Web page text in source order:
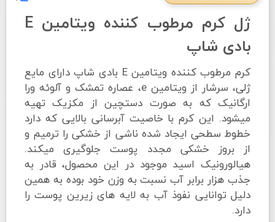
ژل کرم مرطوب کننده ویتامین E
بادی شاپ
کرم مرطوب کننده ویتامین E بادی شاپ دارای مایع
ژلی، سرشار از ویتامین e، عصاره تمشک و آلوئه ورا
ارگانیک که به صورت دستچین از مکزیک تهیه
میشود. این کرم با خاصیت آبرسانی بالایی که دارد
خطوط سطحی ایجاد شده ناشی از خشکی را ترمیم و
از بروز خشکی مجدد پوست جلوگیری میکند.
هیالورونیک اسید موجود در این محصول، قادر به
جذب هزار برابر آب نسبت به وزن خود بوده به همین
دلیل توانایی نفوذ آب به لایه های زیرین پوست را
دارد.